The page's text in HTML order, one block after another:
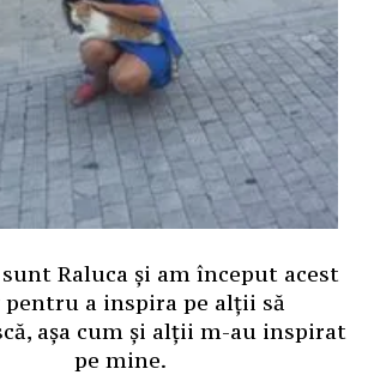
Raluca și am început acest
pentru a inspira pe alții să
așa cum și alții m-au inspirat
pe mine.